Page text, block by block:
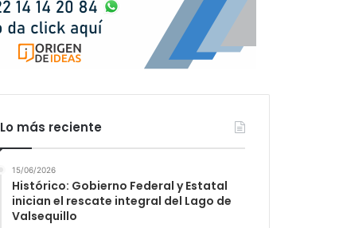
Lo más reciente
15/06/2026
Histórico: Gobierno Federal y Estatal
inician el rescate integral del Lago de
Valsequillo